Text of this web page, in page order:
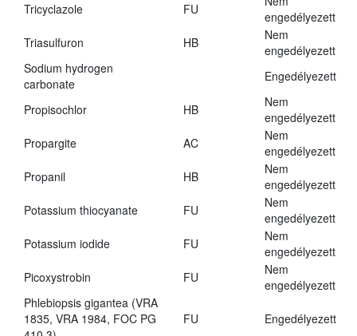
Tricyclazole
FU
engedélyezett
Triasulfuron
HB
Nem
engedélyezett
Sodium hydrogen
carbonate
Engedélyezett
Propisochlor HB
Nem
engedélyezett
Propargite
AC
Nem
engedélyezett
Propanil
HB
Nem
engedélyezett
Potassium thiocyanate
FU
Nem
engedélyezett
Potassium iodide
FU
Nem
engedélyezett
Picoxystrobin
FU
Nem
engedélyezett
Phlebiopsis gigantea (VRA
1835, VRA 1984, FOC PG
FU Engedélyezett